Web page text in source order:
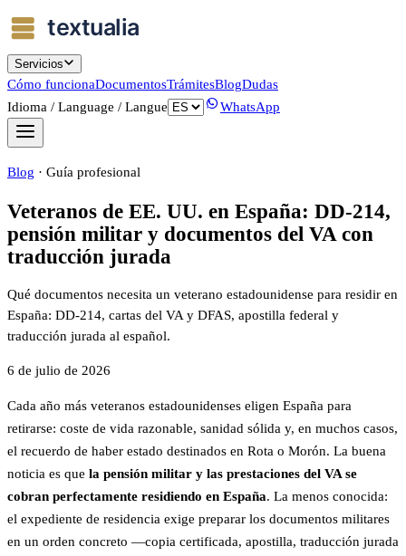
Servicios
Cómo funcionaDocumentosTrámitesBlogDudas
Idioma / Language / Langue
WhatsApp
Blog · Guía profesional
Veteranos de EE. UU. en España: DD-214,
pensión militar y documentos del VA con
traducción jurada
Qué documentos necesita un veterano estadounidense para residir en
España: DD-214, cartas del VA y DFAS, apostilla federal y
traducción jurada al español.
6 de julio de 2026
Cada año más veteranos estadounidenses eligen España para
retirarse: coste de vida razonable, sanidad sólida y, en muchos casos,
el recuerdo de haber estado destinados en Rota o Morón. La buena
noticia es que la pensión militar y las prestaciones del VA se
cobran perfectamente residiendo en España. La menos conocida:
el expediente de residencia exige preparar los documentos militares
en un orden concreto —copia certificada, apostilla, traducción jurada